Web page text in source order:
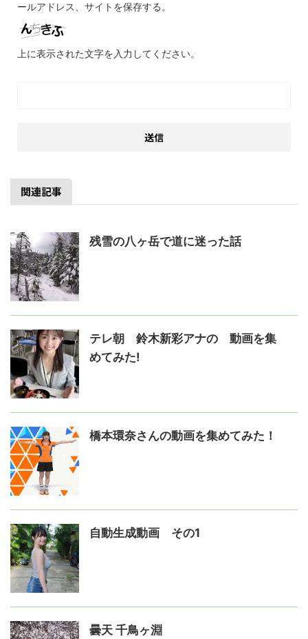
ールアドレス、サイトを保存する。
上に表示された文字を入力してください。
関連記事
残雪の八ヶ岳で道に迷った話
テレ朝 鈴木新彩アナの゙動画を集
めてみた!
橋本環奈さんの動画を集めてみた！
自動生成動画 その1
曇天 千鳥ヶ淵